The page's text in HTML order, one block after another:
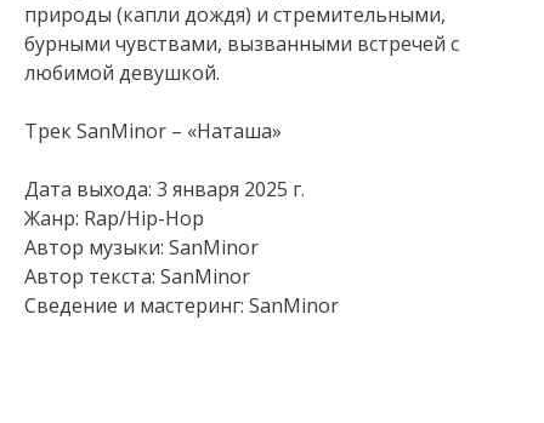
природы (капли дождя) и стремительными,
бурными чувствами, вызванными встречей с
любимой девушкой.
Трек SanMinor – «Наташа»
Дата выхода: 3 января 2025 г.
Жанр: Rap/Hip-Hop
Автор музыки: SanMinor
Автор текста: SanMinor
Cведение и мастеринг: SanMinor